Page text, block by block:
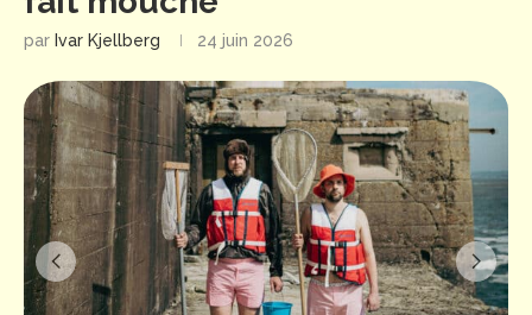
par Ivar Kjellberg 24 juin 2026